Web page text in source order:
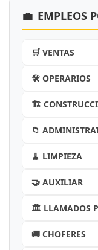
💼 EMPLEOS
🛒 VENTAS
🛠️ OPERARIOS
🏗️
📁
🧹 LIMPIEZA
🤝 AUXILIAR
🏛️ LLAMADOS
🚚 CHOFERES